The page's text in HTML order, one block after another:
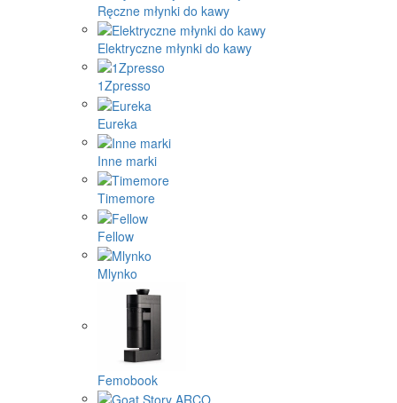
Ręczne młynki do kawy
Elektryczne młynki do kawy
1Zpresso
Eureka
Inne marki
Timemore
Fellow
Mlynko
Femobook